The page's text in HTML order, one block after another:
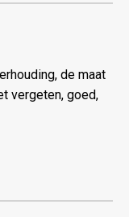
de maat
vergeten, goed,